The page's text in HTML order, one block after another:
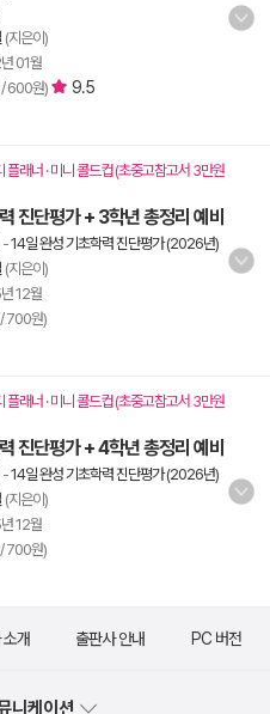
(지은이)
01월
/ 600원)
9.5
래너 · 미니 콜드컵 (초중고참고서 3만원
진단평가 + 3학년 총정리 예비
-14일 완성 기초학력 진단평가 (2026년)
(지은이)
12월
700원)
래너 · 미니 콜드컵 (초중고참고서 3만원
진단평가 + 4학년 총정리 예비
-14일 완성 기초학력 진단평가 (2026년)
(지은이)
12월
700원)
개 출판사 안내 PC 버전
니케이션